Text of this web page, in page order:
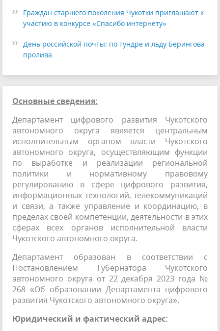
Граждан старшего поколения Чукотки приглашают к
участию в конкурсе «Спасибо интернету»
День российской почты: по тундре и льду Берингова
пролива
Основные сведения:
Департамент цифрового развития Чукотского
автономного округа является центральным
исполнительным органом власти Чукотского
автономного округа, осуществляющим функции
по выработке и реализации региональной
политики и нормативному правовому
регулированию в сфере цифрового развития,
информационных технологий, телекоммуникаций
и связи, а также управление и координацию, в
пределах своей компетенции, деятельности в этих
сферах всех органов исполнительной власти
Чукотского автономного округа.
Департамент образован в соответствии с
Постановлением Губернатора Чукотского
автономного округа от 22 декабря 2023 года №
268 «Об образовании Департамента цифрового
развития Чукотского автономного округа».
Юридический и фактический адрес: